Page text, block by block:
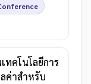
คโนโลยีการ
ค่าสําหรับ